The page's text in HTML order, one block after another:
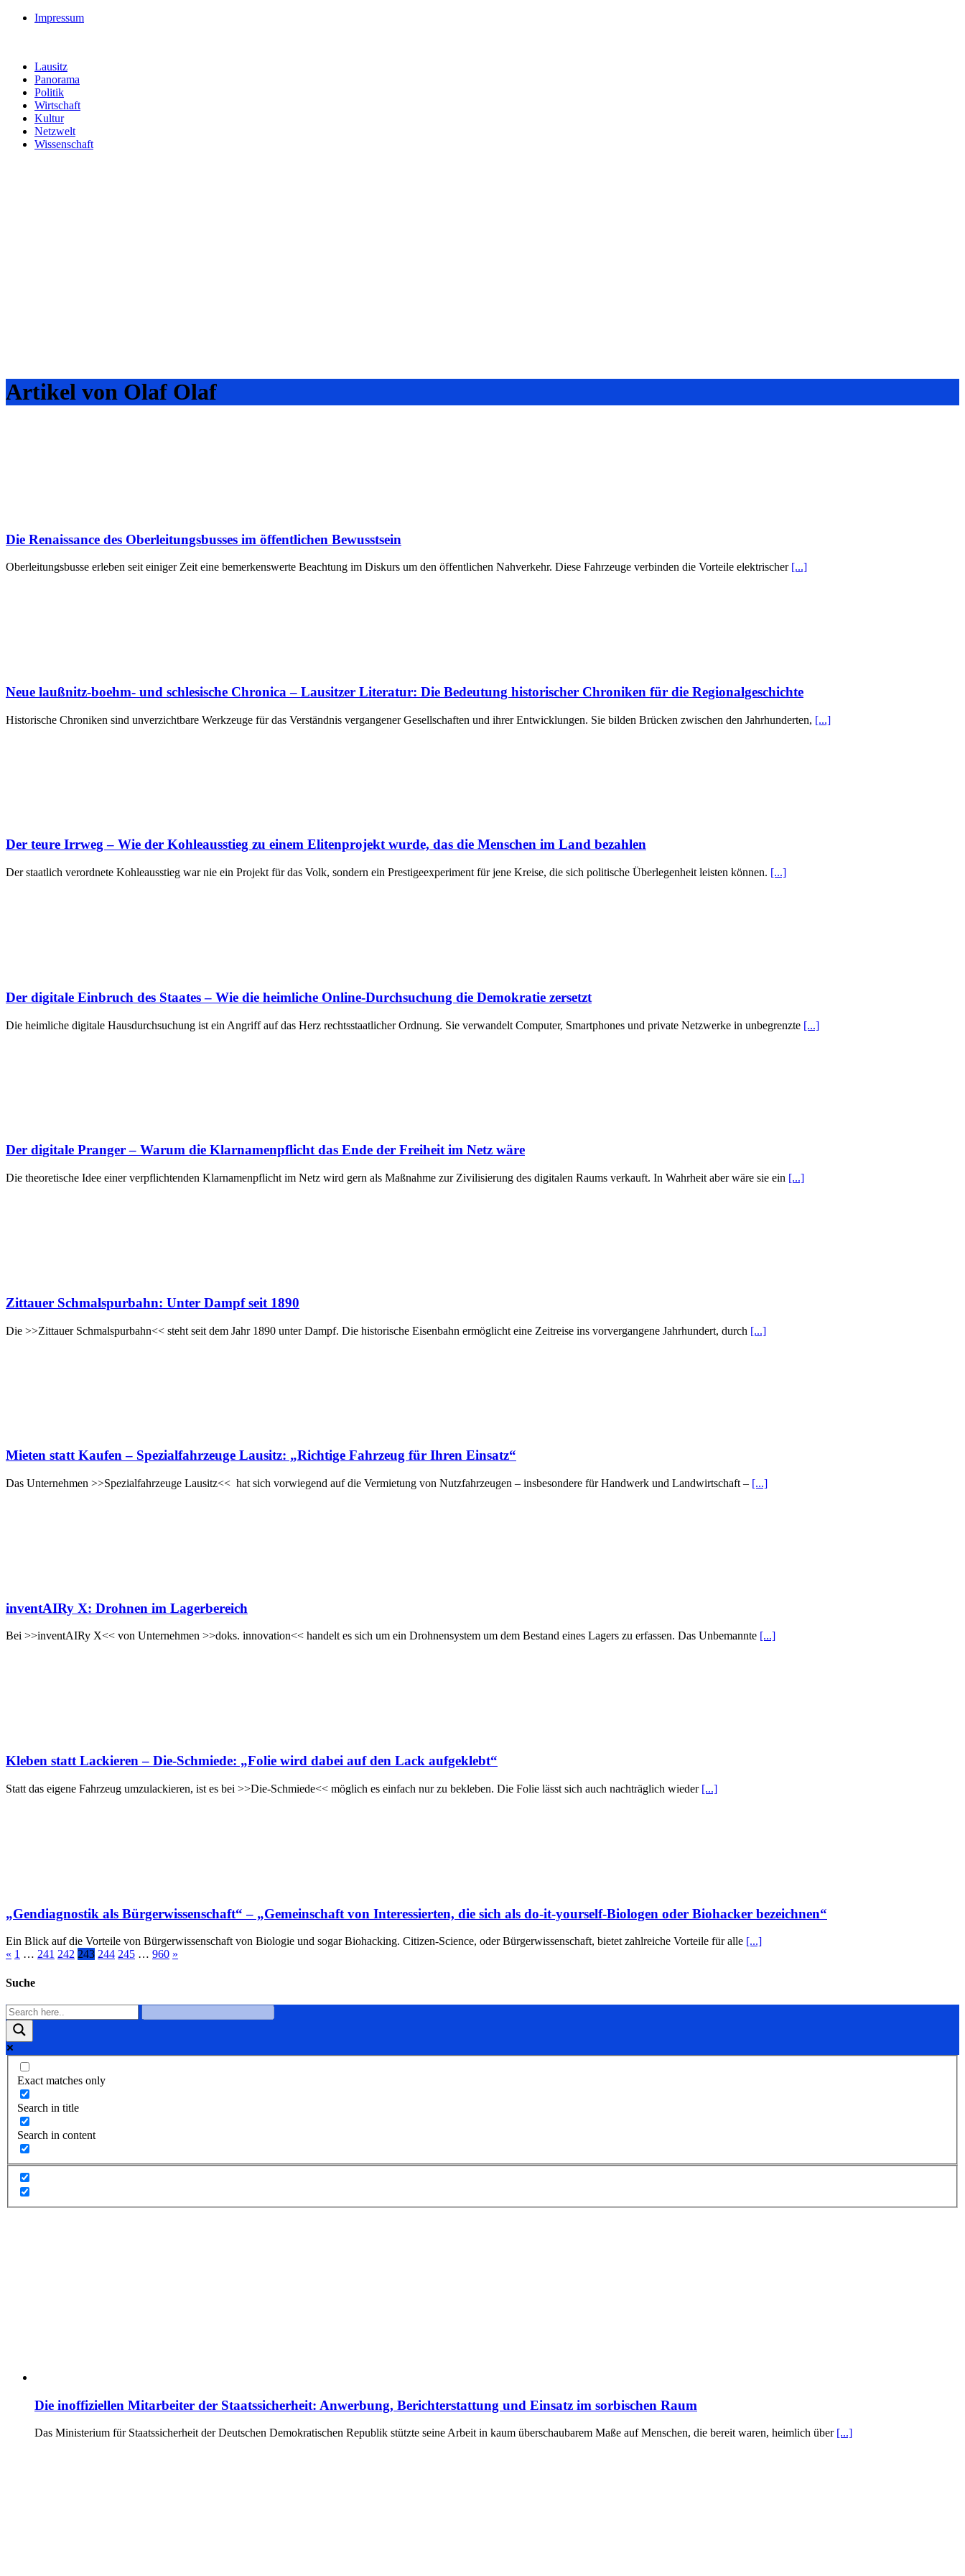
Impressum
Lausitz
Panorama
Politik
Wirtschaft
Kultur
Netzwelt
Wissenschaft
Artikel von Olaf Olaf
Die Renaissance des Oberleitungsbusses im öffentlichen Bewusstsein
Oberleitungsbusse erleben seit einiger Zeit eine bemerkenswerte Beachtung im Diskurs um den öffentlichen Nahverkehr. Diese Fahrzeuge verbinden die Vorteile elektrischer [...]
Neue laußnitz‑boehm‑ und schlesische Chronica – Lausitzer Literatur: Die Bedeutung historischer Chroniken für die Regionalgeschichte
Historische Chroniken sind unverzichtbare Werkzeuge für das Verständnis vergangener Gesellschaften und ihrer Entwicklungen. Sie bilden Brücken zwischen den Jahrhunderten, [...]
Der teure Irrweg – Wie der Kohleausstieg zu einem Elitenprojekt wurde, das die Menschen im Land bezahlen
Der staatlich verordnete Kohleausstieg war nie ein Projekt für das Volk, sondern ein Prestigeexperiment für jene Kreise, die sich politische Überlegenheit leisten können. [...]
Der digitale Einbruch des Staates – Wie die heimliche Online-Durchsuchung die Demokratie zersetzt
Die heimliche digitale Hausdurchsuchung ist ein Angriff auf das Herz rechtsstaatlicher Ordnung. Sie verwandelt Computer, Smartphones und private Netzwerke in unbegrenzte [...]
Der digitale Pranger – Warum die Klarnamenpflicht das Ende der Freiheit im Netz wäre
Die theoretische Idee einer verpflichtenden Klarnamenpflicht im Netz wird gern als Maßnahme zur Zivilisierung des digitalen Raums verkauft. In Wahrheit aber wäre sie ein [...]
Zittauer Schmalspurbahn: Unter Dampf seit 1890
Die >>Zittauer Schmalspurbahn<< steht seit dem Jahr 1890 unter Dampf. Die historische Eisenbahn ermöglicht eine Zeitreise ins vorvergangene Jahrhundert, durch [...]
Mieten statt Kaufen – Spezialfahrzeuge Lausitz: „Richtige Fahrzeug für Ihren Einsatz“
Das Unternehmen >>Spezialfahrzeuge Lausitz<< hat sich vorwiegend auf die Vermietung von Nutzfahrzeugen – insbesondere für Handwerk und Landwirtschaft – [...]
inventAIRy X: Drohnen im Lagerbereich
Bei >>inventAIRy X<< von Unternehmen >>doks. innovation<< handelt es sich um ein Drohnensystem um dem Bestand eines Lagers zu erfassen. Das Unbemannte [...]
Kleben statt Lackieren – Die-Schmiede: „Folie wird dabei auf den Lack aufgeklebt“
Statt das eigene Fahrzeug umzulackieren, ist es bei >>Die-Schmiede<< möglich es einfach nur zu bekleben. Die Folie lässt sich auch nachträglich wieder [...]
„Gendiagnostik als Bürgerwissenschaft“ – „Gemeinschaft von Interessierten, die sich als do-it-yourself-Biologen oder Biohacker bezeichnen“
Ein Blick auf die Vorteile von Bürgerwissenschaft von Biologie und sogar Biohacking. Citizen-Science, oder Bürgerwissenschaft, bietet zahlreiche Vorteile für alle [...]
« 1 … 241 242 243 244 245 … 960 »
Suche
Exact matches only
Search in title
Search in content
Die inoffiziellen Mitarbeiter der Staatssicherheit: Anwerbung, Berichterstattung und Einsatz im sorbischen Raum
Das Ministerium für Staatssicherheit der Deutschen Demokratischen Republik stützte seine Arbeit in kaum überschaubarem Maße auf Menschen, die bereit waren, heimlich über [...]